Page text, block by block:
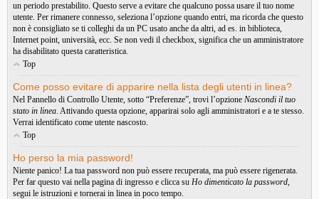
un periodo prestabilito. Questo serve a evitare che qualcuno possa usare il tuo nome
utente. Per rimanere connesso, seleziona l’opzione quando entri, ma ricorda che questo
non è consigliato se ti colleghi da un PC usato anche da altri, ad es. in biblioteca,
Internet point, università, ecc. Se non vedi il checkbox, significa che un amministratore
ha disabilitato questa caratteristica.
Top
Come posso evitare di apparire nella lista degli utenti in linea?
Nel Pannello di Controllo Utente, sotto “Preferenze”, trovi l’opzione Nascondi il tuo
stato in linea. Attivando questa opzione, apparirai solo agli amministratori e a te stesso.
Verrai identificato come utente nascosto.
Top
Ho perso la mia password!
Niente panico! La tua password non può essere recuperata, ma può essere rigenerata.
Per far questo vai nella pagina di ingresso e clicca su Ho dimenticato la password,
segui le istruzioni e tornerai in linea in poco tempo.